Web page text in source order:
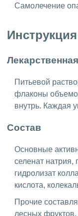
Самолечение
Питьевой
флаконы
внутрь. Каждая
Состав
Основные
селенат натрия,
гидролизат
кислота,
Прочие
лесных